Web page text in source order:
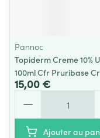
Pannoc
Topiderm Creme 10%
100ml Cfr Pruribase Cr
15,00 €
Ajouter au